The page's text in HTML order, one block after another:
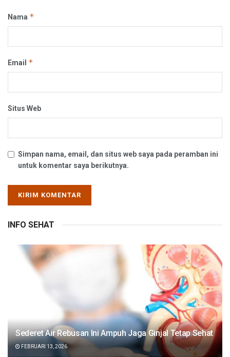
Nama *
Email *
Situs Web
Simpan nama, email, dan situs web saya pada peramban ini
untuk komentar saya berikutnya.
INFO SEHAT
Sederet Air Rebusan Ini Ampuh Jaga Ginjal Tetap Sehat
FEBRUARI 13, 2026